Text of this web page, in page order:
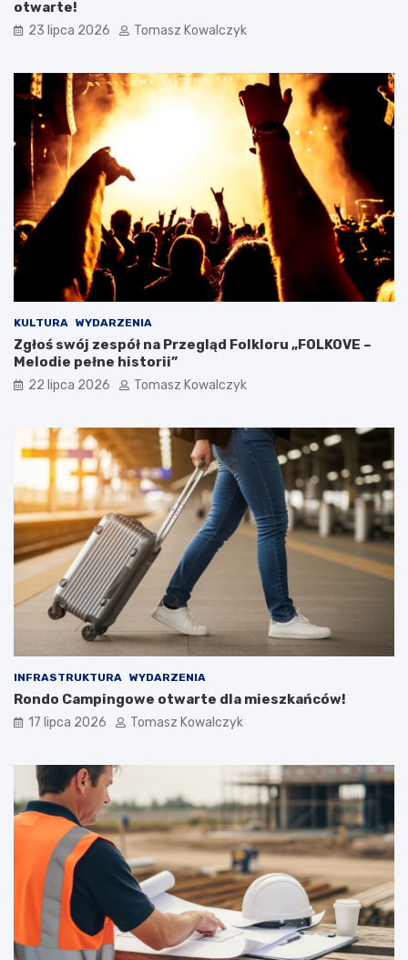
otwarte!
23 lipca 2026 Tomasz Kowalczyk
KULTURA WYDARZENIA
Zgłoś swój zespół na Przegląd Folkloru „FOLKOVE –
Melodie pełne historii”
22 lipca 2026 Tomasz Kowalczyk
INFRASTRUKTURA WYDARZENIA
Rondo Campingowe otwarte dla mieszkańców!
17 lipca 2026 Tomasz Kowalczyk